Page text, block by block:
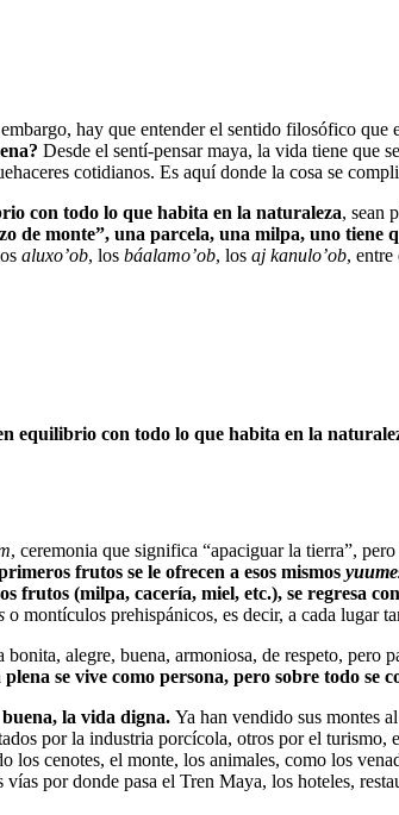
hay que entender el sentido filosófico que
Desde el sentí-pensar maya, la vida tiene que
cotidianos. Es aquí donde la cosa se
con todo lo que habita en la naturaleza, sean
de monte”, una parcela, una milpa, uno tiene
aluxo’ob, los báalamo’ob, los aj kanulo’ob, entre
equilibrio con todo lo que habita en la
, ceremonia que significa “apaciguar la tierra”,
frutos se le ofrecen a esos mismos
frutos (milpa, cacería, miel, etc.), se regresa
o montículos prehispánicos, es decir, a cada lugar
bonita, alegre, buena, armoniosa, de respeto,
se vive como persona, pero sobre todo se
la vida digna. Ya han vendido sus montes
por la industria porcícola, otros por el
los cenotes, el monte, los animales, como los
por donde pasa el Tren Maya, los hoteles,